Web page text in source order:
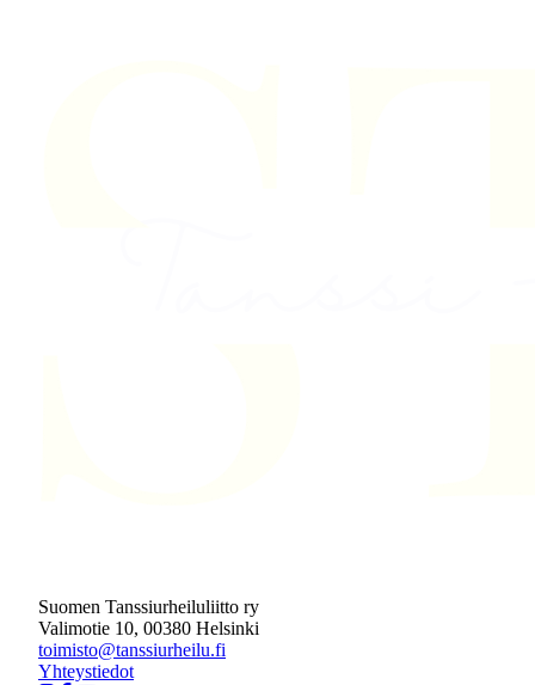
Suomen Tanssiurheiluliitto ry
Valimotie 10, 00380 Helsinki
toimisto@tanssiurheilu.fi
Yhteystiedot